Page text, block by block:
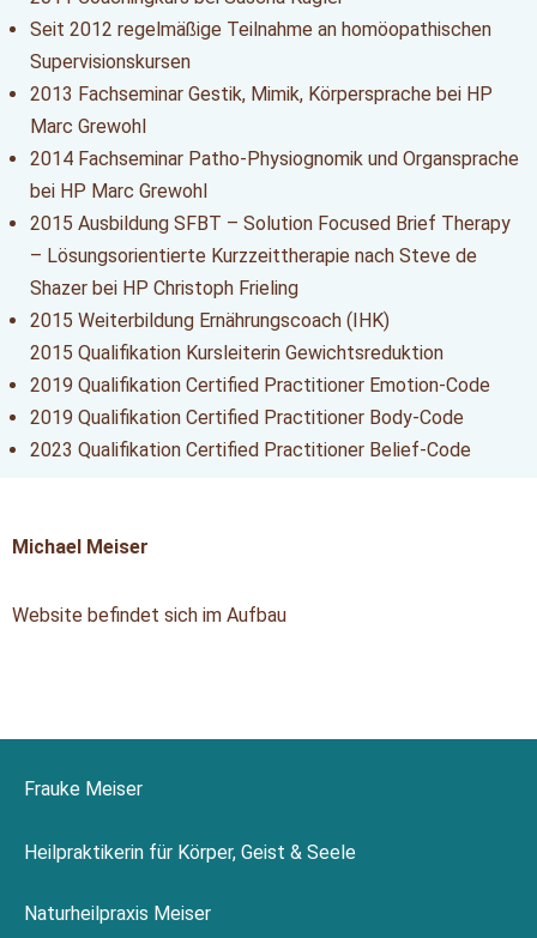
Seit 2012 regelmäßige Teilnahme an homöopathischen
Supervisionskursen
2013 Fachseminar Gestik, Mimik, Körpersprache bei HP
Marc Grewohl
2014 Fachseminar Patho-Physiognomik und Organsprache
bei HP Marc Grewohl
2015 Ausbildung SFBT – Solution Focused Brief Therapy
– Lösungsorientierte Kurzzeittherapie nach Steve de
Shazer bei HP Christoph Frieling
2015 Weiterbildung Ernährungscoach (IHK)
2015 Qualifikation Kursleiterin Gewichtsreduktion
2019 Qualifikation Certified Practitioner Emotion-Code
2019 Qualifikation Certified Practitioner Body-Code
2023 Qualifikation Certified Practitioner Belief-Code
Michael Meiser
Website befindet sich im Aufbau
Frauke Meiser
Heilpraktikerin für Körper, Geist & Seele
Naturheilpraxis Meiser